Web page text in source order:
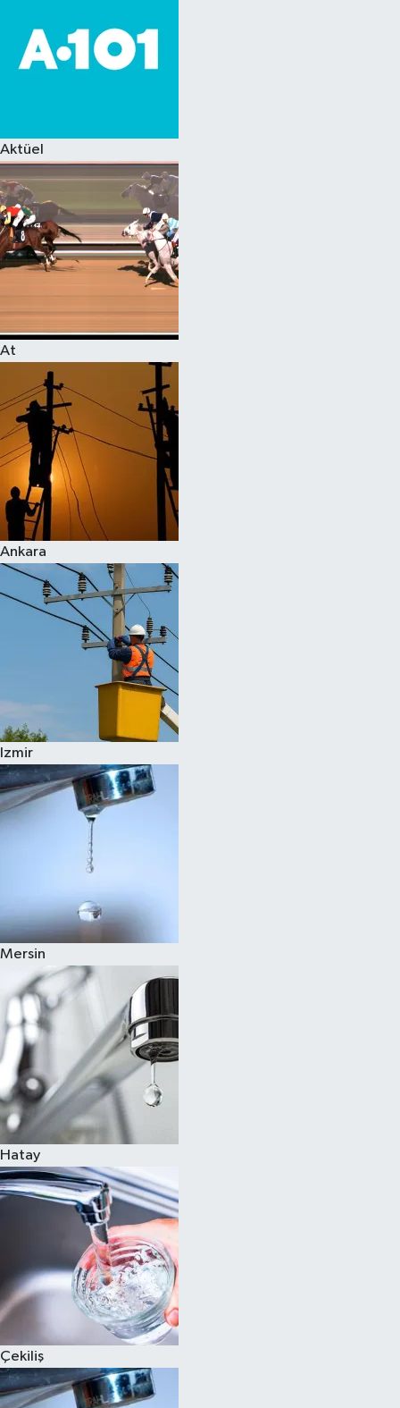
Aktüel
At
Ankara
Izmir
Mersin
Hatay
Çekiliş